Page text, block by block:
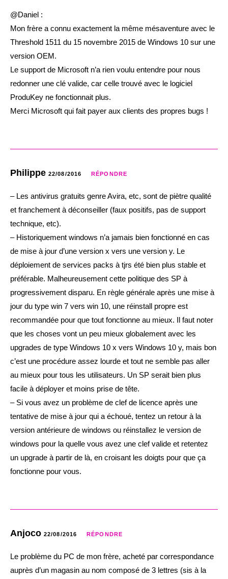
@Daniel :
Mon frère a connu exactement la même mésaventure avec le
Threshold 1511 du 15 novembre 2015 de Windows 10 sur une
version OEM.
Le support de Microsoft n’a rien voulu entendre pour nous
redonner une clé valide, car celle trouvé avec le logiciel
ProduKey ne fonctionnait plus.
Merci Microsoft qui fait payer aux clients des propres bugs !
Philippe 22/08/2016 RÉPONDRE
– Les antivirus gratuits genre Avira, etc, sont de piètre qualité
et franchement à déconseiller (faux positifs, pas de support
technique, etc).
– Historiquement windows n’a jamais bien fonctionné en cas
de mise à jour d’une version x vers une version y. Le
déploiement de services packs à tjrs été bien plus stable et
préférable. Malheureusement cette politique des SP à
progressivement disparu. En règle générale après une mise à
jour du type win 7 vers win 10, une réinstall propre est
recommandée pour que tout fonctionne au mieux. Il faut noter
que les choses vont un peu mieux globalement avec les
upgrades de type Windows 10 x vers Windows 10 y, mais bon
c’est une procédure assez lourde et tout ne semble pas aller
au mieux pour tous les utilisateurs. Un SP serait bien plus
facile à déployer et moins prise de tête.
– Si vous avez un problème de clef de licence après une
tentative de mise à jour qui a échoué, tentez un retour à la
version antérieure de windows ou réinstallez le version de
windows pour la quelle vous avez une clef valide et retentez
un upgrade à partir de là, en croisant les doigts pour que ça
fonctionne pour vous.
Anjoco 22/08/2016 RÉPONDRE
Le problème du PC de mon frère, acheté par correspondance
auprès d’un magasin au nom composé de 3 lettres (sis à la